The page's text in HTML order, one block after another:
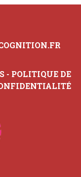
- POLITIQUE DE